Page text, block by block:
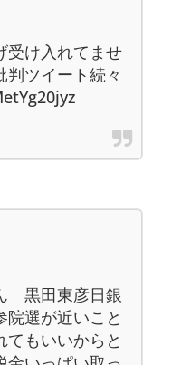
受け入れてませ
ツイート続々
黒田東彦日銀
選が近いこと
もいいからと